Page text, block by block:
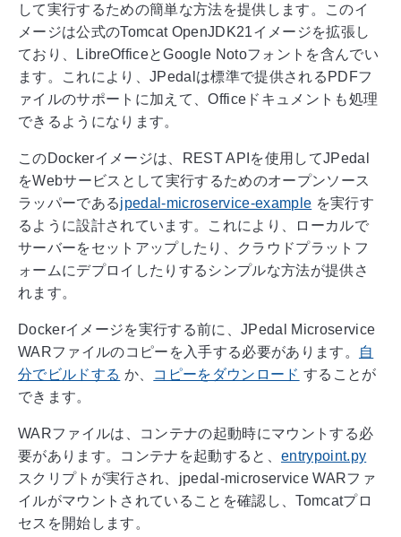
して実行するための簡単な方法を提供します。このイ
メージは公式のTomcat OpenJDK21イメージを拡張し
ており、LibreOfficeとGoogle Notoフォントを含んでい
ます。これにより、JPedalは標準で提供されるPDFフ
ァイルのサポートに加えて、Officeドキュメントも処理
できるようになります。
このDockerイメージは、REST APIを使用してJPedal
をWebサービスとして実行するためのオープンソース
ラッパーであるjpedal-microservice-example を実行す
るように設計されています。これにより、ローカルで
サーバーをセットアップしたり、クラウドプラットフ
ォームにデプロイしたりするシンプルな方法が提供さ
れます。
Dockerイメージを実行する前に、JPedal Microservice
WARファイルのコピーを入手する必要があります。
自
分でビルドする か、 コピーをダウンロード することが
できます。
WARファイルは、コンテナの起動時にマウントする必
要があります。コンテナを起動すると、 entrypoint.py
スクリプトが実行され、jpedal-microservice WARファ
イルがマウントされていることを確認し、Tomcatプロ
セスを開始します。